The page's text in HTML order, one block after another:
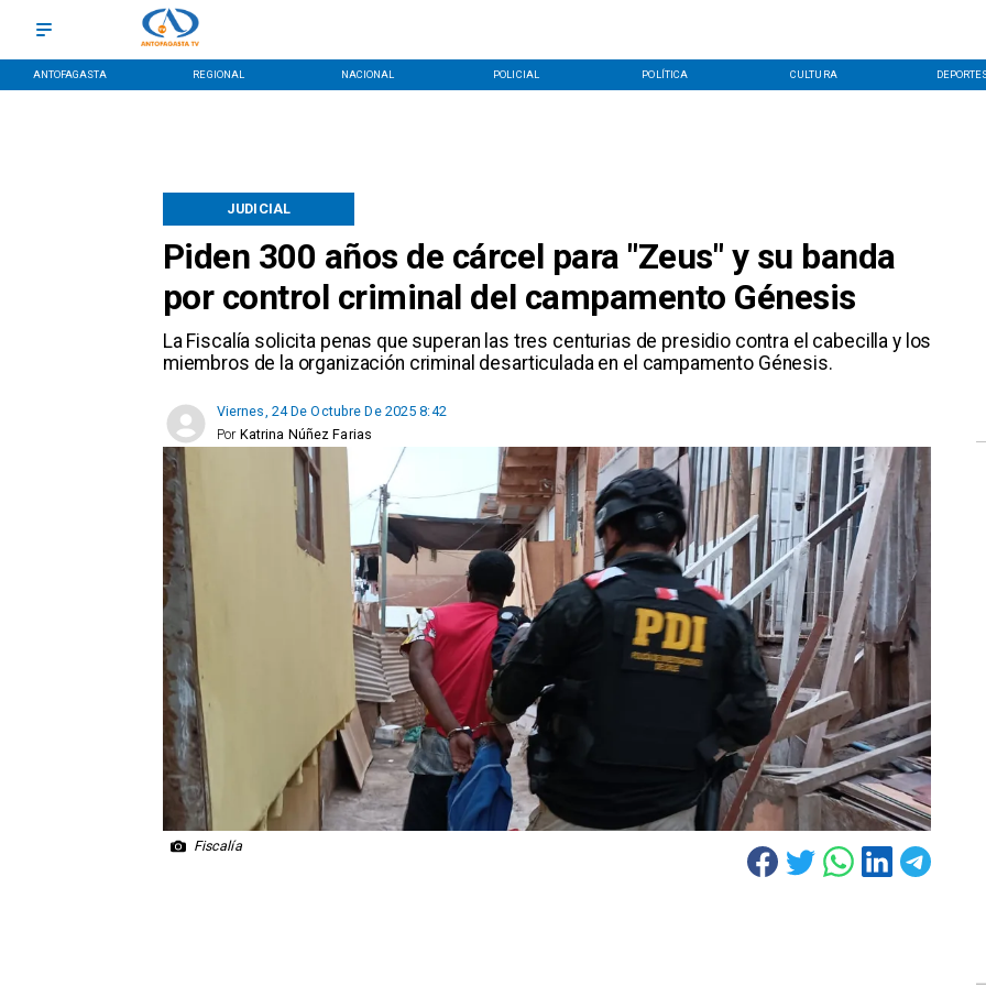
ANTOFAGASTA REGIONAL NACIONAL POLICIAL POLÍTICA CULTURA
Piden 300 años de cárcel para "Zeus" y su banda
por control criminal del campamento Génesis
​La Fiscalía solicita penas que superan las tres centurias de presidio contra el cabecilla y los
miembros de la organización criminal desarticulada en el campamento Génesis.
JUDICIAL
Viernes, 24 De Octubre De 2025 8:42
Katrina Núñez Farias
Por
Fiscalía